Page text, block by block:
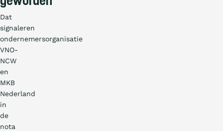
Dat
signaleren
ondernemersorganisatie
VNO-
NCW
en
MKB
Nederland
in
de
nota